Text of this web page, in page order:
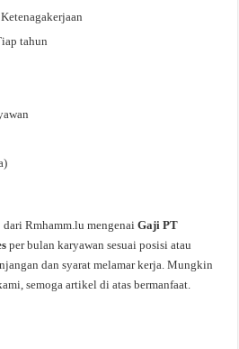
tahun
Rmhamm.lu mengenaiGaji PT
per bulan karyawan sesuai posisi atau
dan syarat melamar kerja. Mungkin
semoga artikel di atas bermanfaat.